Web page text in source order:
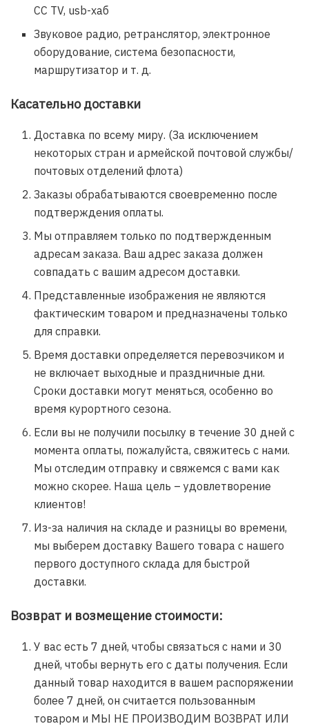
CC TV, usb-хаб
Звуковое радио, ретранслятор, электронное
оборудование, система безопасности,
маршрутизатор и т. д.
Касательно доставки
Доставка по всему миру. (За исключением
некоторых стран и армейской почтовой службы/
почтовых отделений флота)
Заказы обрабатываются своевременно после
подтверждения оплаты.
Мы отправляем только по подтвержденным
адресам заказа. Ваш адрес заказа должен
совпадать с вашим адресом доставки.
Представленные изображения не являются
фактическим товаром и предназначены только
для справки.
Время доставки определяется перевозчиком и
не включает выходные и праздничные дни.
Сроки доставки могут меняться, особенно во
время курортного сезона.
Если вы не получили посылку в течение 30 дней с
момента оплаты, пожалуйста, свяжитесь с нами.
Мы отследим отправку и свяжемся с вами как
можно скорее. Наша цель – удовлетворение
клиентов!
Из-за наличия на складе и разницы во времени,
мы выберем доставку Вашего товара с нашего
первого доступного склада для быстрой
доставки.
Возврат и возмещение стоимости:
У вас есть 7 дней, чтобы связаться с нами и 30
дней, чтобы вернуть его с даты получения. Если
данный товар находится в вашем распоряжении
более 7 дней, он считается пользованным
товаром и МЫ НЕ ПРОИЗВОДИМ ВОЗВРАТ ИЛИ